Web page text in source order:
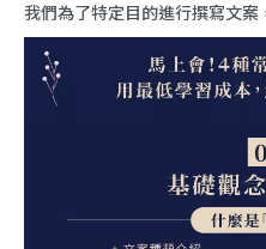
我們為了特定目的進行撰寫文案